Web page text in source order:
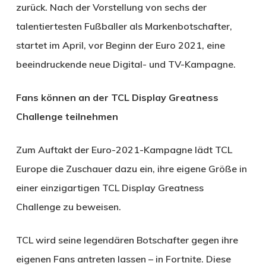
zurück. Nach der Vorstellung von sechs der
talentiertesten Fußballer als Markenbotschafter,
startet im April, vor Beginn der Euro 2021, eine
beeindruckende neue Digital- und TV-Kampagne.
Fans können an der TCL Display Greatness
Challenge teilnehmen
Zum Auftakt der Euro-2021-Kampagne lädt TCL
Europe die Zuschauer dazu ein, ihre eigene Größe in
einer einzigartigen TCL Display Greatness
Challenge zu beweisen.
TCL wird seine legendären Botschafter gegen ihre
eigenen Fans antreten lassen – in Fortnite. Diese